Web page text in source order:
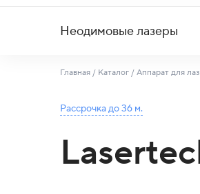
Неодимовые лазеры
Главная / Каталог / Аппарат для
Рассрочка до 36 м.